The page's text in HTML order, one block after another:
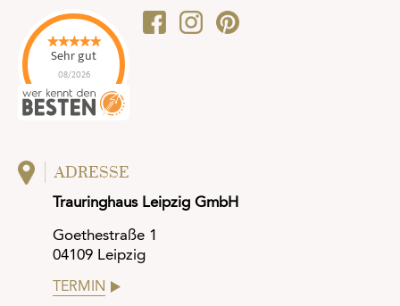
Sehr gut
08/2026
ADRESSE
Trauringhaus Leipzig GmbH
Goethestraße 1
04109 Leipzig
TERMIN